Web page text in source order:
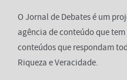
O Jornal de Debates é um
agência de conteúdo que
conteúdos que respondam
Riqueza e Veracidade.